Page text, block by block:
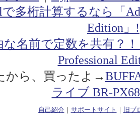
で多桁計算するなら「
Edition」!
な名前で定数を共有？
Professional
から、買ったよ→
ライブ BR-
自己紹介｜ サポートサイト ｜ 旧ブ